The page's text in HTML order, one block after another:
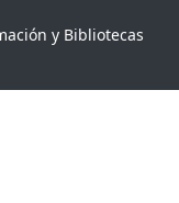
y Bibliotecas